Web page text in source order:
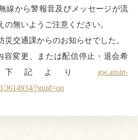
線から警報音及びメッセージが流
の無いようご注意ください。
交通課からのお知らせでした。
更、または配信停止・退会希
下記より gw.ansin-
3614934/?guid=on